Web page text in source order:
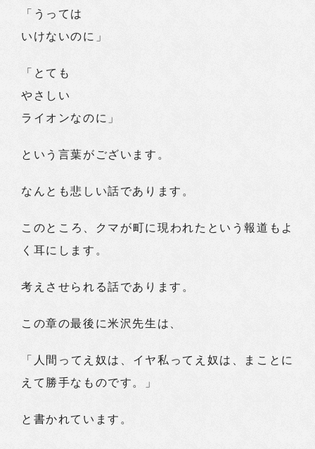
「うっては
いけないのに」
「とても
やさしい
ライオンなのに」
という言葉がございます。
なんとも悲しい話であります。
このところ、クマが町に現われたという報道もよ
く耳にします。
考えさせられる話であります。
この章の最後に米沢先生は、
「人間ってえ奴は、イヤ私ってえ奴は、まことに
えて勝手なものです。」
と書かれています。